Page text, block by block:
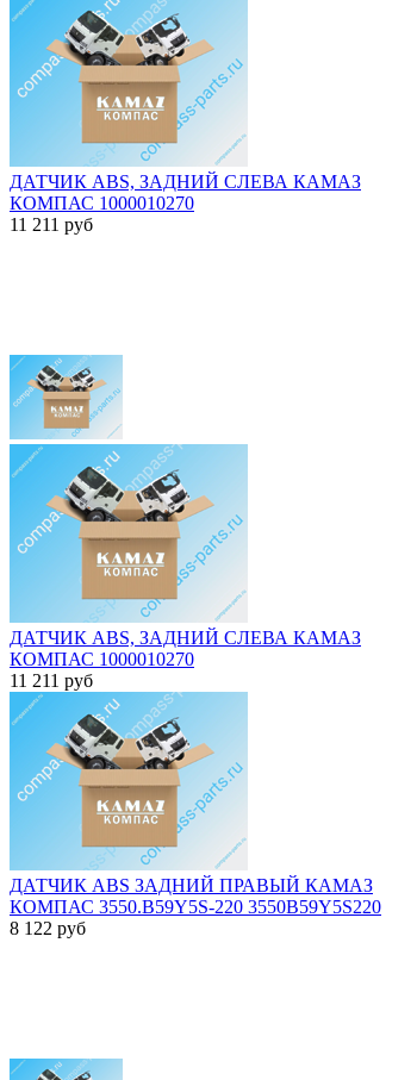
ДАТЧИК ABS, ЗАДНИЙ СЛЕВА КАМАЗ
КОМПАС 1000010270
11 211 руб
ДАТЧИК ABS, ЗАДНИЙ СЛЕВА КАМАЗ
КОМПАС 1000010270
11 211 руб
ДАТЧИК ABS ЗАДНИЙ ПРАВЫЙ КАМАЗ
КОМПАС 3550.B59Y5S-220 3550B59Y5S220
8 122 руб